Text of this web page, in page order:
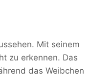
Mit seinem
zu erkennen. Das
das Weibchen